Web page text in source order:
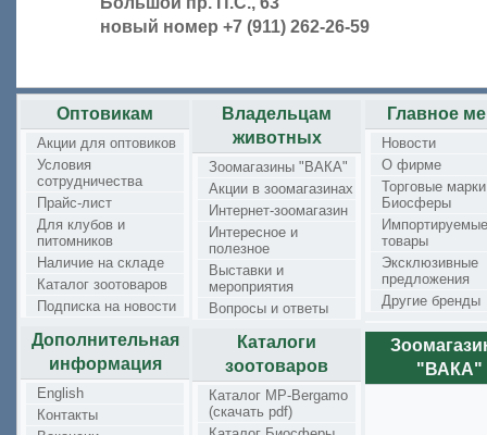
новый номер +7 (911) 262-26-59
Оптовикам
Акции для оптовиков
Условия
сотрудничества
Прайс-лист
Для клубов и
питомников
Наличие на складе
Каталог зоотоваров
Подписка на новости
Дополнительная
информация
English
Контакты
Владельцам
животных
Зоомагазины "ВАКА"
Акции в зоомагазинах
Интернет-зоомагазин
Интересное и
полезное
Выставки и
мероприятия
Вопросы и ответы
Каталоги
зоотоваров
Каталог MP-Bergamo
(скачать pdf)
Главное
Новости
О фирме
Торговые марки
Биосферы
Импортируемые
товары
Эксклюзивные
предложения
Другие бренды
"ВАКА"